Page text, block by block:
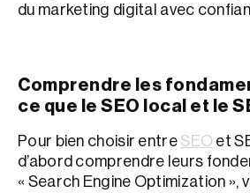
du marketing digital avec
Comprendre les
ce que le SEO local et le
Pour bien choisir entre SEO et
d’abord comprendre leurs
« Search Engine Optimization »,